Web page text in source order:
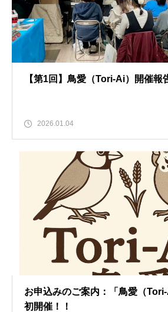
【第1回】鳥愛（Tori-Ai）開催報
2026.01.04
お申込みのご案内：「鳥愛（
初開催！！